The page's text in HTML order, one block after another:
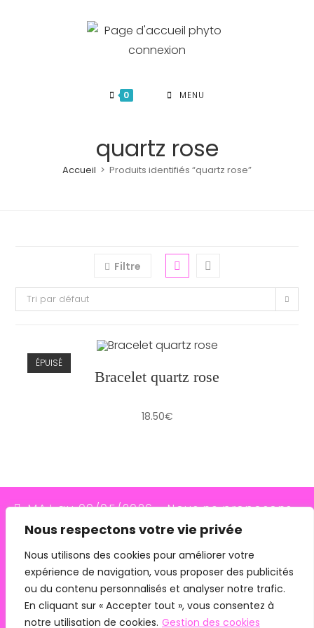
Nous respectons votre vie privée
Nous utilisons des cookies pour améliorer votre
expérience de navigation, vous proposer des publicités
ou du contenu personnalisés et analyser notre trafic.
En cliquant sur « Accepter tout », vous consentez à
notre utilisation de cookies. Gestion des cookies
MAJ au 09/05/2026 - Nous ne proposons
plus le transporteur Relais Colis (placés en
redressement judiciaire le 10/03/26, ils
n'assurent plus les livraisons depuis le
07/05/26). Pour les commandes avec
remise en main propre, merci de me
0 MENU
quartz rose
Accueil > Produits identifiés “quartz rose”
Filtre
Tri par défaut
ÉPUISÉ
Bracelet quartz rose
18.50€